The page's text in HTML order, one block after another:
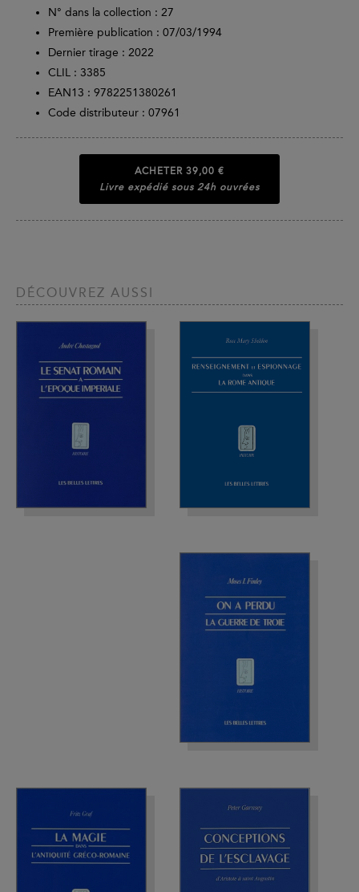
N° dans la collection : 27
Première publication : 07/03/1994
Dernier tirage : 2022
CLIL : 3385
EAN13 : 9782251380261
Code distributeur : 07961
ACHETER 39,00 €
Livre expédié sous 24h ouvrées
DÉCOUVREZ AUSSI